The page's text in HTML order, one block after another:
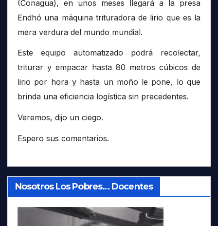
(Conagua), en unos meses llegará a la presa
Endhó una máquina trituradora de lirio que es la
mera verdura del mundo mundial.
Este equipo automatizado podrá recolectar,
triturar y empacar hasta 80 metros cúbicos de
lirio por hora y hasta un moño le pone, lo que
brinda una eficiencia logística sin precedentes.
Veremos, dijo un ciego.
Espero sus comentarios.
Nosotros Los Pobres… Docentes